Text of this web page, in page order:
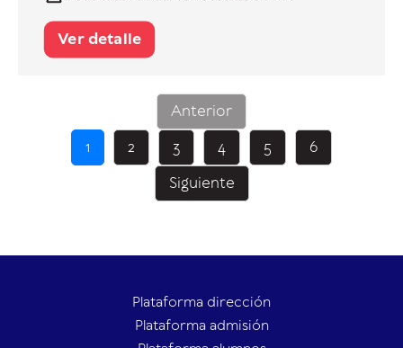
Ver detalle
Anterior
1
2 3 4 5
6
Siguiente
Plataforma dirección
Plataforma admisión